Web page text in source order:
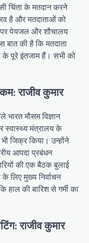
चिंता के मतदान करने
है और मतदाताओं को
पर पेयजल और शौचालय
की है कि मतदाता
पूरे इंतजाम हैं। सभी को
राजीव कुमार
मौसम विज्ञान
स्वास्थ्य मंत्रालय के
जिक्र किया। उन्होंने
आपदा प्रबंधन
की एक बैठक बुलाई
लिए मुख्य निर्वाचन
हाल की बारिश से गर्मी का
राजीव कुमार